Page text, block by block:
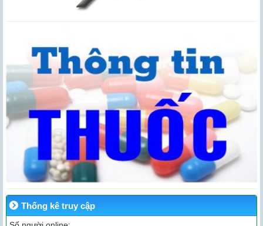
Thống kê truy cập